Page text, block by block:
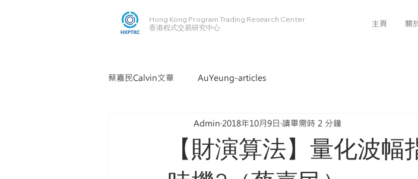
Hong Kong Program Trading Research Center
​​香港程式交易研究中心
主頁 關
蔡嘉民Calvin文章 AuYeung-articles
【財演算法】量化波
Admin 2018年10月9日 讀畢需時 2 分鐘